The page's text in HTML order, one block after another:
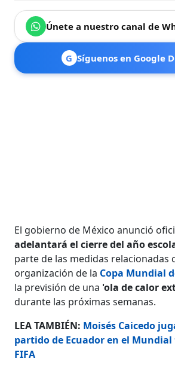
Únete a nuestro canal de
G Síguenos en Google
El gobierno de México anunció
adelantará el cierre del año
parte de las medidas relacionadas
organización de la Copa Mundial
la previsión de una 'ola de calor
durante las próximas semanas.
LEA TAMBIÉN: Moisés Caicedo
partido de Ecuador en el
FIFA